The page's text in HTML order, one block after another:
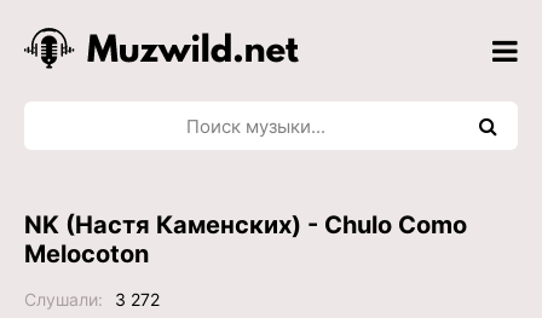
NK (Настя Каменских) - Chulo Como
Melocoton
Слушали:
3 272